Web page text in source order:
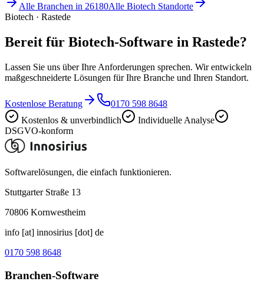
Alle Branchen in 26180Alle Biotech Standorte
Biotech · Rastede
Bereit für Biotech-Software in Rastede?
Lassen Sie uns über Ihre Anforderungen sprechen. Wir entwickeln
maßgeschneiderte Lösungen für Ihre Branche und Ihren Standort.
Kostenlose Beratung
0170 598 8648
Kostenlos & unverbindlich
Individuelle Analyse
DSGVO-konform
Softwarelösungen, die einfach funktionieren.
Stuttgarter Straße 13
70806 Kornwestheim
info [at] innosirius [dot] de
0170 598 8648
Branchen-Software